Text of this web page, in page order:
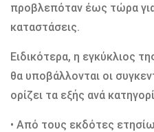
προβλεπόταν έως τώρα για
καταστάσεις.
Ειδικότερα, η εγκύκλιος
θα υποβάλλονται οι
ορίζει τα εξής ανά
• Από τους εκδότες